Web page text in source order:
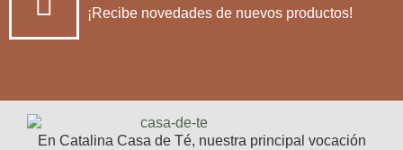
¡Recibe novedades de nuevos productos!
En Catalina Casa de Té, nuestra principal vocación